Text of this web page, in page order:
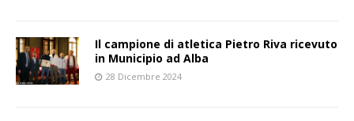
Il campione di atletica Pietro Riva ricevuto
in Municipio ad Alba
28 Dicembre 2024